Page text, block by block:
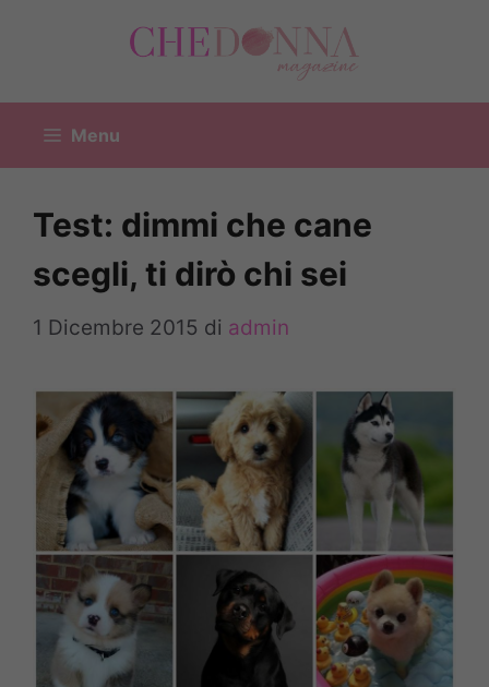
Menu
Test: dimmi che cane
scegli, ti dirò chi sei
1 Dicembre 2015 di admin